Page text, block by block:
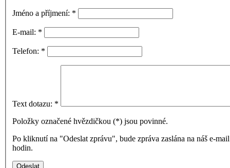
Jméno a příjmení: *
E-mail: *
Telefon: *
Text dotazu: *
Položky označené hvězdičkou (*) jsou povinné.
Po kliknutí na "Odeslat zprávu", bude zpráva zaslána na náš e-
hodin.